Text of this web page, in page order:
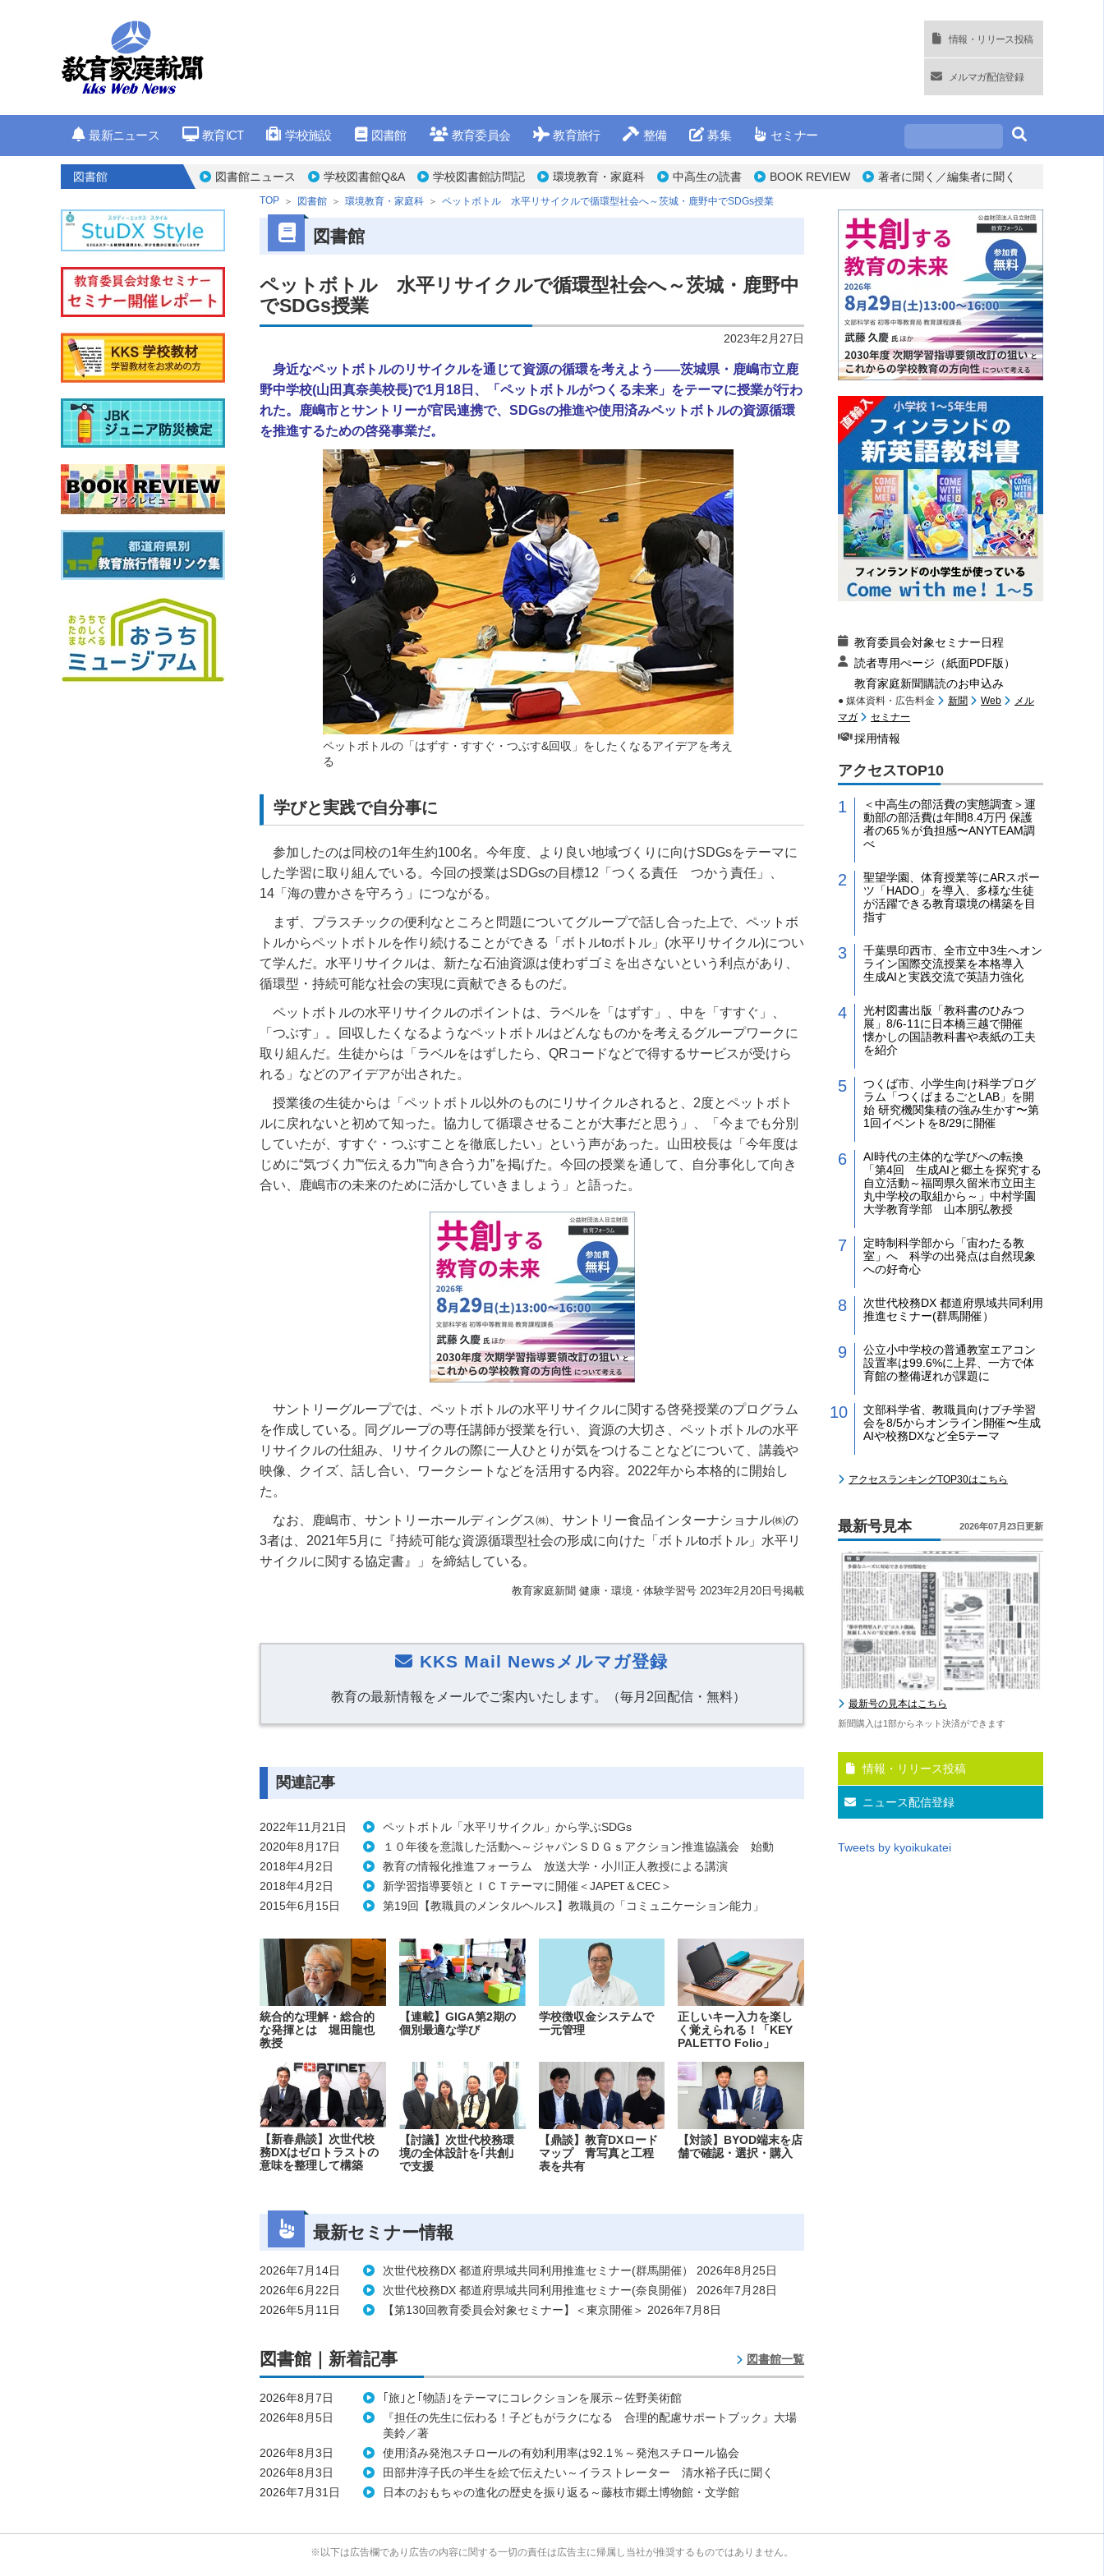
情報・リリース投稿
メルマガ配信登録
最新ニュース 教育ICT 学校施設 図書館 教育委員会 教育旅行 整備 募集 セミナー
図書館 図書館ニュース 学校図書館Q&A 学校図書館訪問記 環境教育・家庭科 中高生の読書 BOOK REVIEW 著者に聞く／編集者に聞く
TOP 図書館 環境教育・家庭科 ペットボトル 水平リサイクルで循環型社会へ～茨城・鹿野中でSDGs授業
図書館
ペットボトル 水平リサイクルで循環型社会へ～茨城・鹿野中
でSDGs授業
2023年2月27日
身近なペットボトルのリサイクルを通じて資源の循環を考えよう――茨城県・鹿嶋市立鹿
野中学校(山田真奈美校長)で1月18日、「ペットボトルがつくる未来」をテーマに授業が行わ
れた。鹿嶋市とサントリーが官民連携で、SDGsの推進や使用済みペットボトルの資源循環
を推進するための啓発事業だ。
ペットボトルの「はずす・すすぐ・つぶす&回収」をしたくなるアイデアを考え
る
学びと実践で自分事に
参加したのは同校の1年生約100名。今年度、より良い地域づくりに向けSDGsをテーマに
した学習に取り組んでいる。今回の授業はSDGsの目標12 「つくる責任 つかう責任」、
14 「海の豊かさを守ろう」につながる。
まず、プラスチックの便利なところと問題についてグループで話し合った上で、ペットボ
トルからペットボトルを作り続けることができる「ボトルtoボトル」 (水平リサイクル)につい
て学んだ。水平リサイクルは、新たな石油資源は使わずゴミを出さないという利点があり、
循環型・持続可能な社会の実現に貢献できるものだ。
ペットボトルの水平リサイクルのポイントは、ラベルを「はずす」、中を「すすぐ」、
「つぶす」。回収したくなるようなペットボトルはどんなものかを考えるグループワークに
取り組んだ。生徒からは「ラベルをはずしたら、 QRコードなどで得するサービスが受けら
れる」などのアイデアが出された。
授業後の生徒からは「ペットボトル以外のものにリサイクルされると、 2度とペットボト
ルに戻れないと初めて知った。協力して循環させることが大事だと思う」、「今までも分別
していたが、すすぐ・つぶすことを徹底したい」という声があった。山田校長は「今年度は
じめに“気づく力”“伝える力”“向き合う力”を掲げた。今回の授業を通して、自分事化して向き
合い、鹿嶋市の未来のために活かしていきましょう」と語った。
サントリーグループでは、ペットボトルの水平リサイクルに関する啓発授業のプログラム
を作成している。同グループの専任講師が授業を行い、資源の大切さ、ペットボトルの水平
リサイクルの仕組み、リサイクルの際に一人ひとりが気をつけることなどについて、講義や
映像、クイズ、話し合い、ワークシートなどを活用する内容。 2022年から本格的に開始し
た。
なお、鹿嶋市、サントリーホールディングス㈱、サントリー食品インターナショナル㈱の
3者は、 2021年5月に『持続可能な資源循環型社会の形成に向けた「ボトルtoボトル」水平リ
サイクルに関する協定書』」を締結している。
教育家庭新聞 健康・環境・体験学習号 2023年2月20日号掲載
KKS Mail Newsメルマガ登録
教育の最新情報をメールでご案内いたします。（毎月2回配信・無料）
関連記事
2022年11月21日
ペットボトル「水平リサイクル」から学ぶSDGs
2020年8月17日
１０年後を意識した活動へ～ジャパンＳＤＧｓアクション推進協議会 始動
2018年4月2日
教育の情報化推進フォーラム 放送大学・小川正人教授による講演
2018年4月2日
新学習指導要領とＩＣＴテーマに開催＜JAPET＆CEC＞
2015年6月15日
第19回【教職員のメンタルヘルス】教職員の「コミュニケーション能力」
統合的な理解・総合的
な発揮とは 堀田龍也
教授
【連載】GIGA第2期の
個別最適な学び
学校徴収金システムで
一元管理
正しいキー入力を楽し
く覚えられる！「KEY
PALETTO Folio」
【新春鼎談】次世代校
務DXはゼロトラストの
意味を整理して構築
【討議】次世代校務環
境の全体設計を｢共創｣
で支援
【鼎談】教育DXロード
マップ 青写真と工程
表を共有
【対談】BYOD端末を店
舗で確認・選択・購入
最新セミナー情報
2026年7月14日
次世代校務DX 都道府県域共同利用推進セミナー(群馬開催） 2026年8月25日
2026年6月22日
次世代校務DX 都道府県域共同利用推進セミナー(奈良開催） 2026年7月28日
2026年5月11日
【第130回教育委員会対象セミナー】＜東京開催＞ 2026年7月8日
図書館｜新着記事 図書館一覧
2026年8月7日
｢旅｣と｢物語｣をテーマにコレクションを展示～佐野美術館
2026年8月5日
『担任の先生に伝わる！子どもがラクになる 合理的配慮サポートブック』大場
美鈴／著
2026年8月3日
使用済み発泡スチロールの有効利用率は92.1％～発泡スチロール協会
2026年8月3日
田部井淳子氏の半生を絵で伝えたい～イラストレーター 清水裕子氏に聞く
2026年7月31日
日本のおもちゃの進化の歴史を振り返る～藤枝市郷土博物館・文学館
教育委員会対象セミナー日程
読者専用ぺージ（紙面PDF版）
教育家庭新聞購読のお申込み
● 媒体資料・広告料金 新聞 Web
メル
マガ
セミナー
採用情報
アクセスTOP10
＜中高生の部活費の実態調査＞運
動部の部活費は年間8.4万円 保護
者の65％が負担感〜ANYTEAM調
べ
聖望学園、体育授業等にARスポー
ツ「HADO」を導入、多様な生徒
が活躍できる教育環境の構築を目
指す
千葉県印西市、全市立中3生へオン
ライン国際交流授業を本格導入
生成AIと実践交流で英語力強化
光村図書出版「教科書のひみつ
展」8/6-11に日本橋三越で開催
懐かしの国語教科書や表紙の工夫
を紹介
つくば市、小学生向け科学プログ
ラム「つくばまるごとLAB」を開
始 研究機関集積の強み生かす〜第
1回イベントを8/29に開催
AI時代の主体的な学びへの転換
「第4回 生成AIと郷土を探究する
自立活動～福岡県久留米市立田主
丸中学校の取組から～」中村学園
大学教育学部 山本朋弘教授
定時制科学部から「宙わたる教
室」へ 科学の出発点は自然現象
への好奇心
次世代校務DX 都道府県域共同利用
推進セミナー(群馬開催）
公立小中学校の普通教室エアコン
設置率は99.6%に上昇、一方で体
育館の整備遅れが課題に
文部科学省、教職員向けプチ学習
会を8/5からオンライン開催〜生成
AIや校務DXなど全5テーマ
アクセスランキングTOP30はこちら
最新号見本 2026年07月23日更新
最新号の見本はこちら
新聞購入は1部からネット決済ができます
情報・リリース投稿
ニュース配信登録
Tweets by kyoikukatei
※以下は広告欄であり広告の内容に関する一切の責任は広告主に帰属し当社が推奨するものではありません。